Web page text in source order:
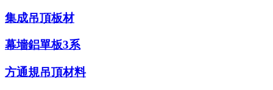
集成吊頂板材
幕墻鋁單板3系
方通規吊頂材料